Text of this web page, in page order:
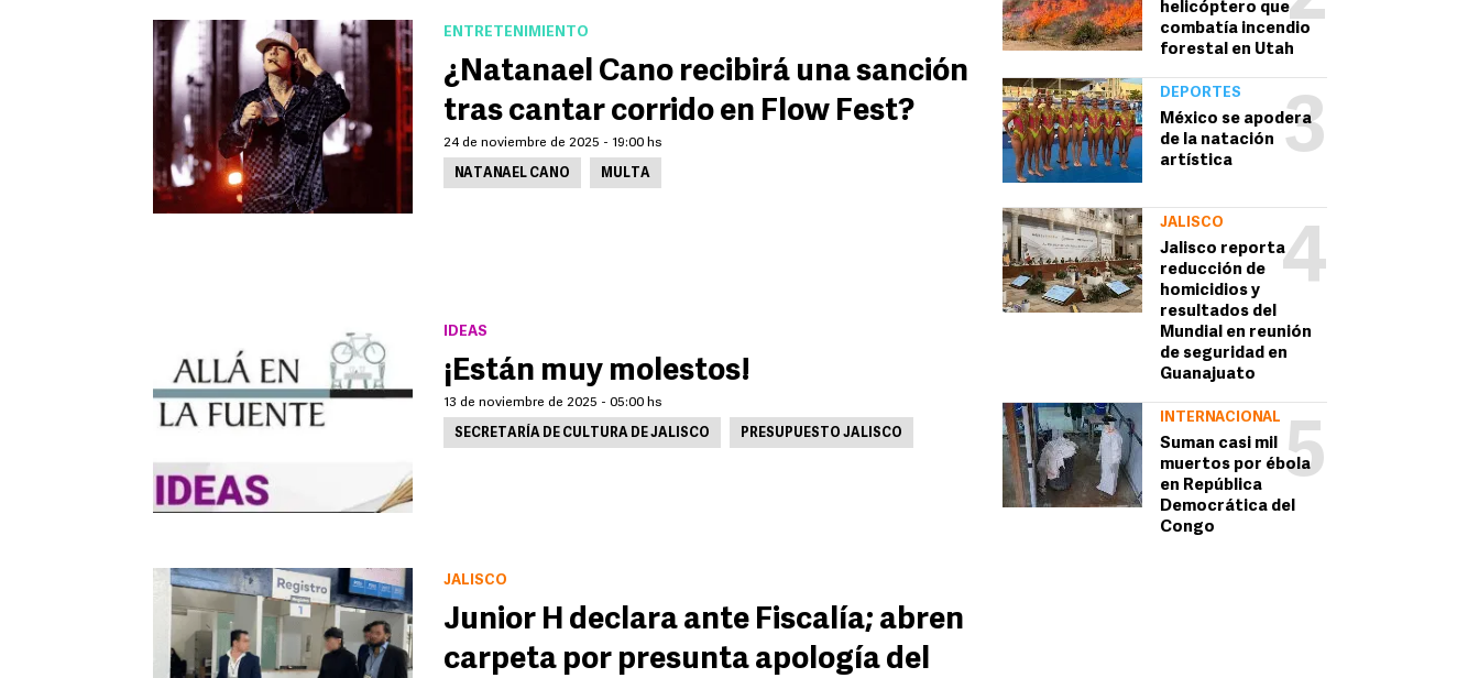
helicóptero que
combatía incendio
forestal en Utah
3
DEPORTES
México se apodera
de la natación
artística
4
JALISCO
Jalisco reporta
reducción de
homicidios y
resultados del
Mundial en reunión
de seguridad en
Guanajuato
5
INTERNACIONAL
Suman casi mil
muertos por ébola
en República
Democrática del
Congo
ENTRETENIMIENTO
¿Natanael Cano recibirá una sanción
tras cantar corrido en Flow Fest?
24 de noviembre de 2025 - 19:00 hs
NATANAEL CANO MULTA
IDEAS
¡Están muy molestos!
13 de noviembre de 2025 - 05:00 hs
SECRETARÍA DE CULTURA DE JALISCO PRESUPUESTO JALISCO
JALISCO
Junior H declara ante Fiscalía; abren
carpeta por presunta apología del